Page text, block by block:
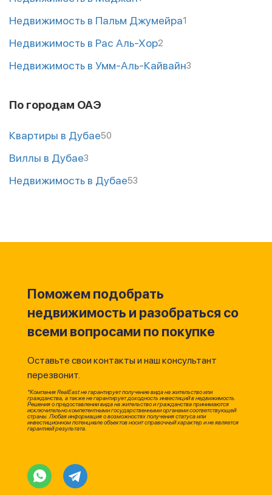
Недвижимость в Пальм Джумейра1
Недвижимость в Рас Аль-Хор2
Недвижимость в Умм-Аль-Кайвайн3
По городам ОАЭ
Квартиры в Дубае50
Виллы в Дубае3
Недвижимость в Дубае53
Поможем подобрать
недвижимость и разобраться со
всеми вопросами по покупке
Оставьте свои контакты и наш консультант
перезвонит.
*Компания RealEast не гарантирует получение вида на жительство или
гражданства, а также не гарантирует доходность инвестиций в недвижимость.
Решения о предоставлении вида на жительство и гражданства принимаются
исключительно компетентными государственными органами соответствующей
страны. Любая информация о возможностях получения статуса или
инвестиционном потенциале объектов носит справочный характер и не является
гарантией результата.